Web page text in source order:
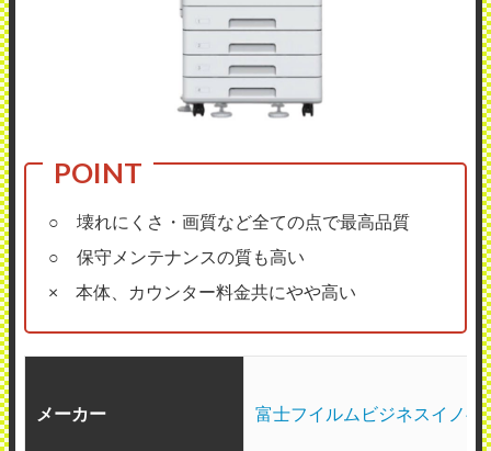
○ 壊れにくさ・画質など全ての点で最高品質
○ 保守メンテナンスの質も高い
× 本体、カウンター料金共にやや高い
メーカー 富士フイルムビジネスイノベ